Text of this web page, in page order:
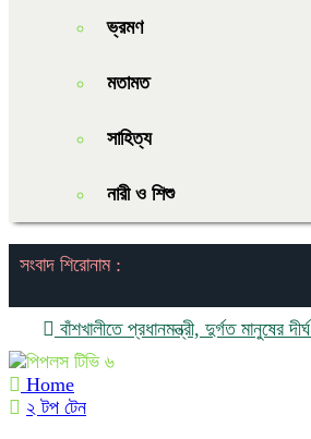
ভ্রমণ
মতামত
সাহিত্য
নারী ও শিশু
সংবাদ শিরোনাম :
বাঁশখালীতে প্রধানমন্ত্রী, দুর্গত মানুষের দীর্ঘ
Home
২ টপ টেন